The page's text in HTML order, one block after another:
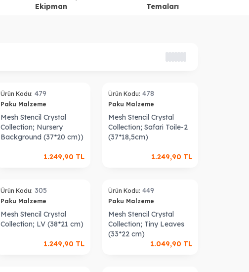
Ekipman
Temaları
Ürün Kodu: 479
Paku Malzeme
Mesh Stencil Crystal
Collection; Nursery
Background (37*20 cm))
1.249,90 TL
Ürün Kodu: 478
Paku Malzeme
Mesh Stencil Crystal
Collection; Safari Toile-2
(37*18,5cm)
1.249,90 TL
Ürün Kodu: 305
Paku Malzeme
Mesh Stencil Crystal
Collection; LV (38*21 cm)
1.249,90 TL
Ürün Kodu: 449
Paku Malzeme
Mesh Stencil Crystal
Collection; Tiny Leaves
(33*22 cm)
1.049,90 TL